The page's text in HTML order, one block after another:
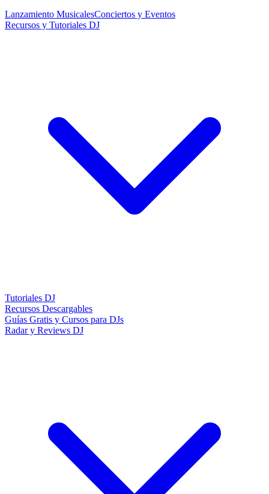
Lanzamiento MusicalesConciertos y Eventos
Recursos y Tutoriales DJ
Tutoriales DJ
Recursos Descargables
Guías Gratis y Cursos para DJs
Radar y Reviews DJ